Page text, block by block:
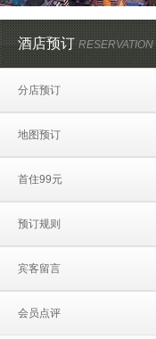
酒店预订RESERVATION
分店预订
地图预订
首住99元
预订规则
宾客留言
会员点评